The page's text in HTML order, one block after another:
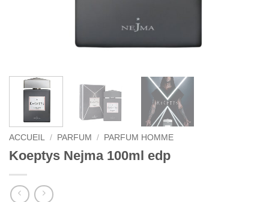
ACCUEIL / PARFUM / PARFUM HOMME
Koeptys Nejma 100ml edp